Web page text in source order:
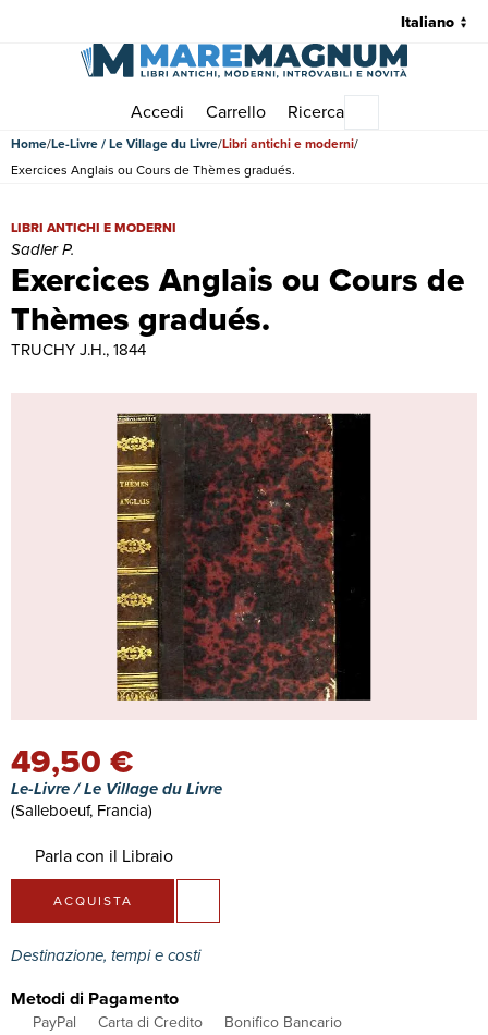
Accedi Carrello Ricerca
Home Le-Livre / Le Village du Livre Libri antichi e moderni
Exercices Anglais ou Cours de Thèmes gradués.
Exercices Anglais ou Cours de
Thèmes gradués.
Exercices Anglais ou Cours de Thèmes gradués. | Libri antichi e
LIBRI ANTICHI E MODERNI
Sadler P.
TRUCHY J.H., 1844
49,50 €
Le-Livre / Le Village du Livre
(Salleboeuf, Francia)
Parla con il Libraio
ACQUISTA
Destinazione, tempi e costi
Metodi di Pagamento
PayPal Carta di Credito
Bonifico Bancario